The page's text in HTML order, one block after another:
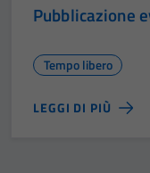
Pubblicazione
Tempo libero
LEGGI DI PIÙ